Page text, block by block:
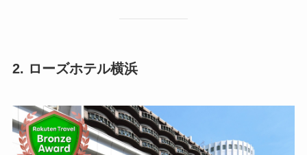
2. ローズホテル横浜